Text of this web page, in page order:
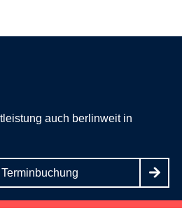
auch berlinweit in